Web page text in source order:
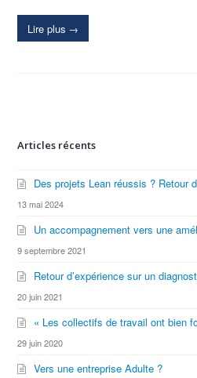
Lire plus →
Articles récents
Des projets Lean réussis ? Retour
13 mai 2024
Un accompagnement vers une
9 septembre 2021
Retour d’expérience sur un
20 juin 2021
« Les collectifs de travail ont bien
29 juin 2020
Vers une entreprise Adulte ?